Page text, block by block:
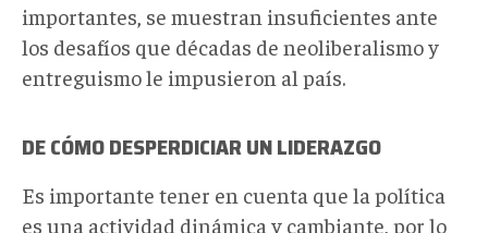
importantes, se muestran insuficientes ante
los desafíos que décadas de neoliberalismo y
entreguismo le impusieron al país.
DE CÓMO DESPERDICIAR UN LIDERAZGO
Es importante tener en cuenta que la política
es una actividad dinámica y cambiante, por lo